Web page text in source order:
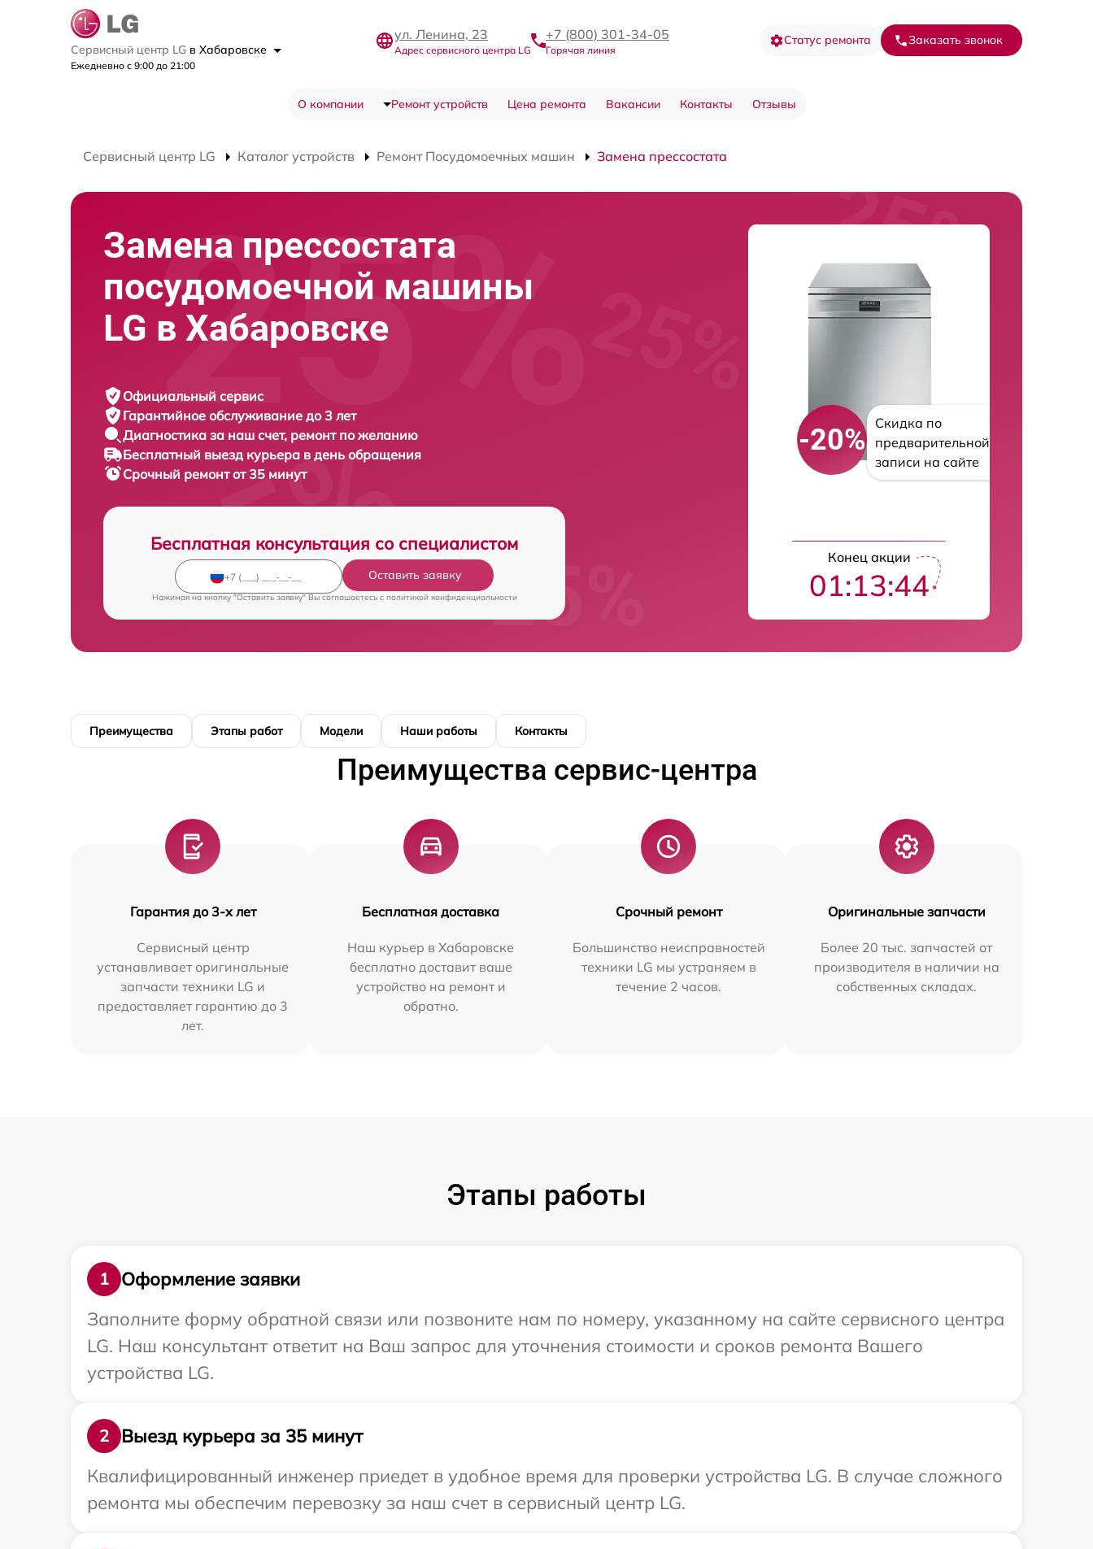
Сервисный центр LG в Хабаровске
Ежедневно с 9:00 до 21:00
ул. Ленина, 23
Адрес сервисного центра LG
+7 (800) 301-34-05
Горячая линия
Статус ремонта Заказать звонок
О компании Ремонт устройств Цена ремонта Вакансии Контакты Отзывы
Сервисный центр LG Каталог устройств Ремонт Посудомоечных машин Замена прессостата
Замена прессостата
посудомоечной машины
LG в Хабаровске
Официальный сервис
Гарантийное обслуживание до 3 лет
Диагностика за наш счет, ремонт по желанию
Бесплатный выезд курьера в день обращения
Срочный ремонтот 35 минут
Бесплатная консультация со специалистом
Оставить заявку
Нажимая на кнопку "Оставить заявку" Вы соглашаетесь c политикой конфиденциальности
-20%
Скидка по
предварительной
записи на сайте
Конец акции
01:13:43
Преимущества Этапы работ Модели Наши работы Контакты
Преимущества сервис-центра
Гарантия до 3-х лет
Сервисный центр
устанавливает оригинальные
запчасти техники LG и
предоставляет гарантию до 3
лет.
Бесплатная доставка
Наш курьер в Хабаровске
бесплатно доставит ваше
устройство на ремонт и
обратно.
Срочный ремонт
Большинство неисправностей
техники LG мы устраняем в
течение 2 часов.
Оригинальные запчасти
Более 20 тыс. запчастей от
производителя в наличии на
собственных складах.
Этапы работы
1
Оформление заявки
Заполните форму обратной связи или позвоните нам по номеру, указанному на сайте сервисного центра
LG. Наш консультант ответит на Ваш запрос для уточнения стоимости и сроков ремонта Вашего
устройства LG.
2
Выезд курьера за 35 минут
Квалифицированный инженер приедет в удобное время для проверки устройства LG. В случае сложного
ремонта мы обеспечим перевозку за наш счет в сервисный центр LG.